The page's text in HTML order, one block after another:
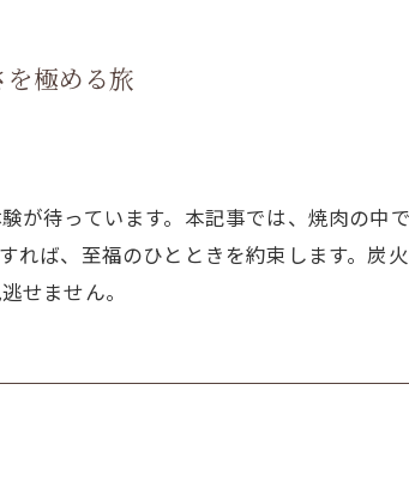
極める旅
が待っています。本記事では、焼肉の中
れば、至福のひとときを約束します。炭
せません。